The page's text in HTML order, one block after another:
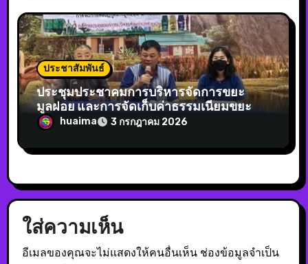
ประชาสัมพันธ์
ประชุมประชาคมการบริหารจัดการขยะ
มูลฝอย และการจัดเก็บค่าธรรมเนียมขยะ หมู่
3 ,11,13,14
huaima 3 กรกฎาคม 2026
ใส่ความเห็น
อีเมลของคุณจะไม่แสดงให้คนอื่นเห็น ช่องข้อมูลจำเป็น